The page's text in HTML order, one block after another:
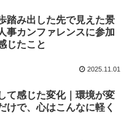
踏み出した先で見えた景
事カンファレンスに参加
じたこと
2025.11.01
て感じた変化｜環境が変
けで、心はこんなに軽く